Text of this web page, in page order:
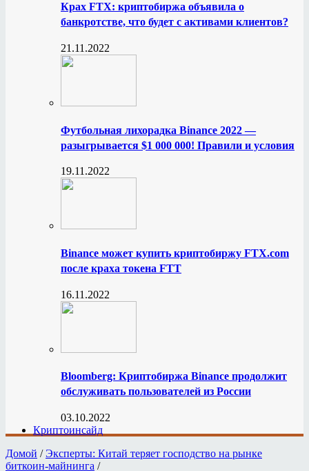
Крах FTX: криптобиржа объявила о
банкротстве, что будет с активами клиентов?
21.11.2022
Футбольная лихорадка Binance 2022 —
разыгрывается $1 000 000! Правили и условия
19.11.2022
Binance может купить криптобиржу FTX.com
после краха токена FTT
16.11.2022
Bloomberg: Криптобиржа Binance продолжит
обслуживать пользователей из России
03.10.2022
Криптоинсайд
Домой / Эксперты: Китай теряет господство на рынке
биткоин-майнинга /